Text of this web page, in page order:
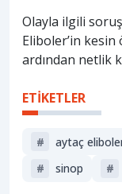
Olayla ilgili
Eliboler’in
ardından netlik
ETİKETLER
# aytaç
#
sinop #